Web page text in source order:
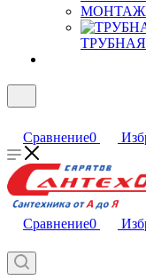
Сравнение0
Сравнение0